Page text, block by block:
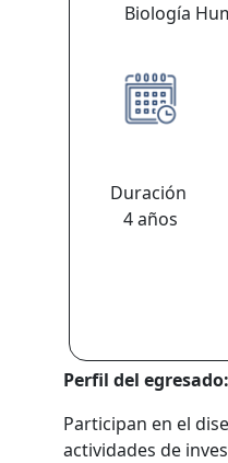
Biología
Duración
4 años
Perfil del egresado:
Participan en el
actividades de